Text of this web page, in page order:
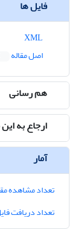
فایل ها
اصل مقاله
هم رسانی
ارجاع به این
آمار
تعداد مشاهده
تعداد دریافت